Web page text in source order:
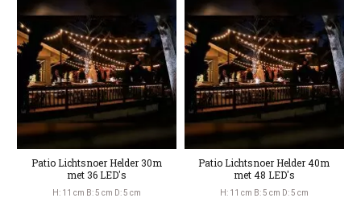
Patio Lichtsnoer Helder 30m
met 36 LED's
H: 11 cm B: 5 cm D: 5 cm
Patio Lichtsnoer Helder 40m
met 48 LED's
H: 11 cm B: 5 cm D: 5 cm